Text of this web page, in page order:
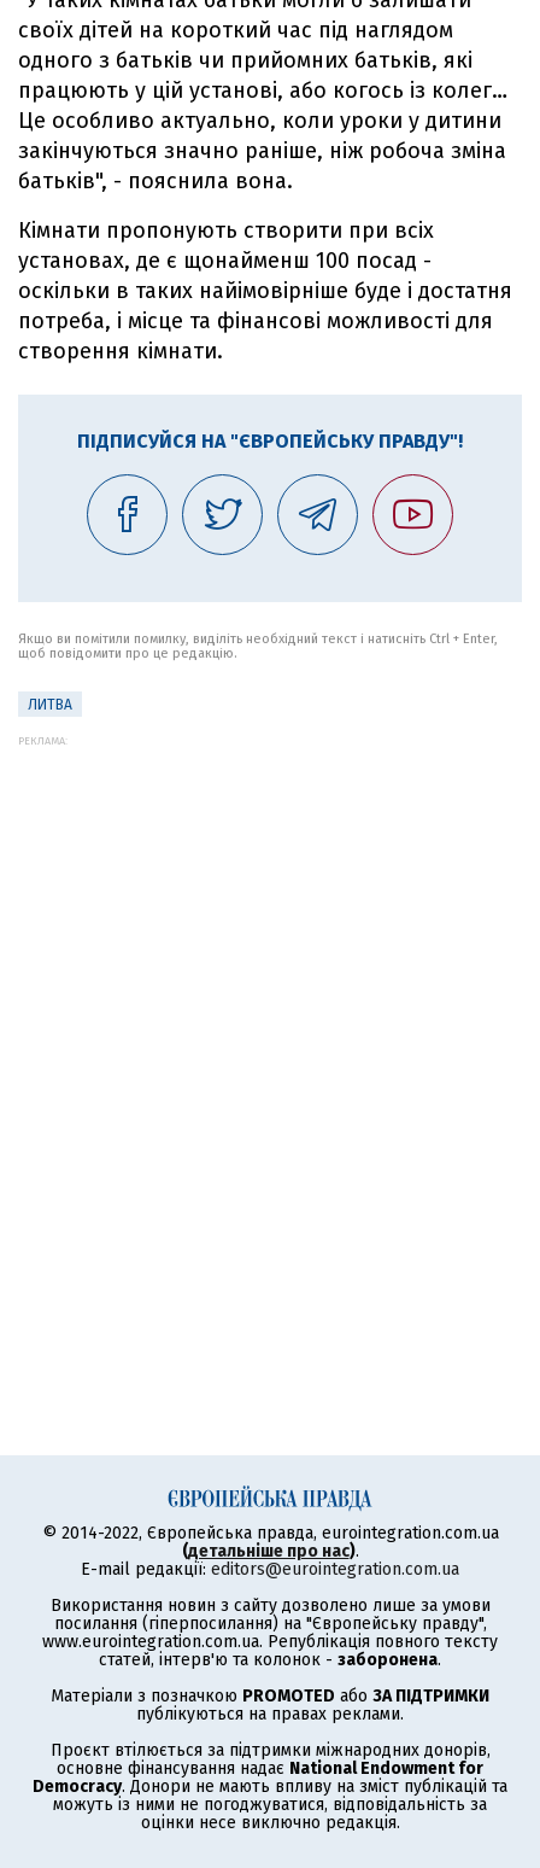
своїх дітей на короткий час під наглядом
одного з батьків чи прийомних батьків, які
працюють у цій установі, або когось із колег…
Це особливо актуально, коли уроки у дитини
закінчуються значно раніше, ніж робоча зміна
батьків", - пояснила вона.
Кімнати пропонують створити при всіх
установах, де є щонайменш 100 посад -
оскільки в таких найімовірніше буде і достатня
потреба, і місце та фінансові можливості для
створення кімнати.
ПІДПИСУЙСЯ НА "ЄВРОПЕЙСЬКУ ПРАВДУ"!
Якщо ви помітили помилку, виділіть необхідний текст і натисніть Ctrl + Enter,
щоб повідомити про це редакцію.
ЛИТВА
РЕКЛАМА:
© 2014-2022, Європейська правда, eurointegration.com.ua
(детальніше про нас).
E-mail редакції: editors@eurointegration.com.ua
Використання новин з сайту дозволено лише за умови
посилання (гіперпосилання) на "Європейську правду",
www.eurointegration.com.ua. Републікація повного тексту
статей, інтерв'ю та колонок - заборонена.
Матеріали з позначкою PROMOTED або ЗА ПІДТРИМКИ
публікуються на правах реклами.
Проєкт втілюється за підтримки міжнародних донорів,
основне фінансування надає National Endowment for
Democracy. Донори не мають впливу на зміст публікацій та
можуть із ними не погоджуватися, відповідальність за
оцінки несе виключно редакція.